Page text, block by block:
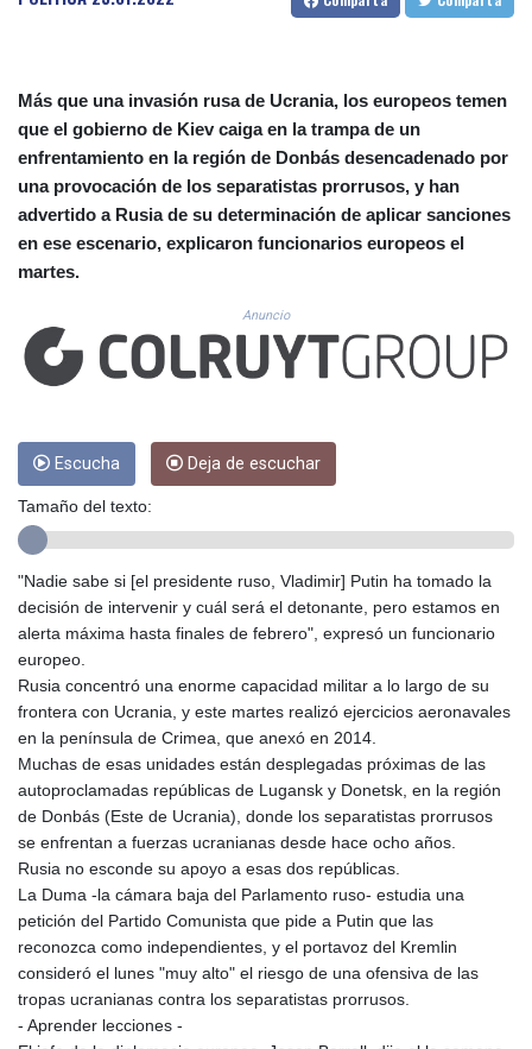
CUC 1.152379
DJF 205.597417
DKK 7.475499
DOP 67.275332
DZD 153.346558
EGP 57.370946
ERN 17.285684
FKP 0.856496
GBP 0.85733
GEL 3.013436
GIP 0.856496
GMD 85.276242
GTQ 8.809317
GYD 241.539903
HKD 9.040442
HNL 30.944652
HRK 7.534482
HUF 366.519917
IDR 20604.535143
ILS 3.465739
IMP 0.856496
INR 109.762882
IQD 1512.462949
IRR
1584348.162378
ISK 142.411184
JEP 0.856496
JMD 183.008911
JOD 0.81702
JPY 182.503455
Más que una invasión rusa de Ucrania, los europeos temen
que el gobierno de Kiev caiga en la trampa de un
enfrentamiento en la región de Donbás desencadenado por
una provocación de los separatistas prorrusos, y han
advertido a Rusia de su determinación de aplicar sanciones
en ese escenario, explicaron funcionarios europeos el
martes.
Anuncio
Escucha Deja de escuchar
Tamaño del texto:
"Nadie sabe si [el presidente ruso, Vladimir] Putin ha tomado la
decisión de intervenir y cuál será el detonante, pero estamos en
alerta máxima hasta finales de febrero", expresó un funcionario
europeo.
Rusia concentró una enorme capacidad militar a lo largo de su
frontera con Ucrania, y este martes realizó ejercicios aeronavales
en la península de Crimea, que anexó en 2014.
Muchas de esas unidades están desplegadas próximas de las
autoproclamadas repúblicas de Lugansk y Donetsk, en la región
de Donbás (Este de Ucrania), donde los separatistas prorrusos
se enfrentan a fuerzas ucranianas desde hace ocho años.
Rusia no esconde su apoyo a esas dos repúblicas.
La Duma -la cámara baja del Parlamento ruso- estudia una
petición del Partido Comunista que pide a Putin que las
reconozca como independientes, y el portavoz del Kremlin
consideró el lunes "muy alto" el riesgo de una ofensiva de las
tropas ucranianas contra los separatistas prorrusos.
- Aprender lecciones -